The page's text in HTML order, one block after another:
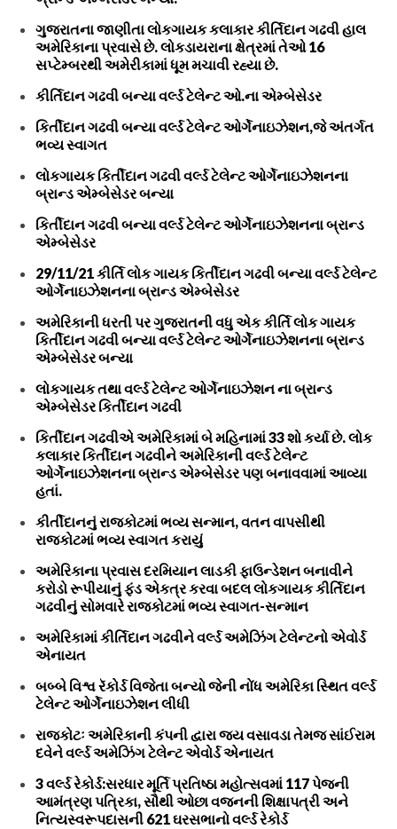
ગુજરાતના જાણીતા લોકગાયક કલાકાર કીર્તિદાન ગઢવી હાલ
અમેરિકાના પ્રવાસે છે. લોકડાયરાના ક્ષેત્રમાં તેઓ 16
સપ્ટેમ્બરથી અમેરીકામાં ધૂમ મચાવી રહ્યા છે.
કીર્તિદાન ગઢવી બન્યા વર્લ્ડ ટેલેન્ટ ઓ.ના એમ્બેસેડર
કિર્તીદાન ગઢવી બન્યા વર્લ્ડ ટેલેન્ટ ઓર્ગેનાઇઝેશન,જે અંતર્ગત
ભવ્ય સ્વાગત
લોકગાયક કિર્તીદાન ગઢવી વર્લ્ડ ટેલેન્ટ ઓર્ગેનાઇઝેશનના
બ્રાન્ડ એમ્બેસેડર બન્યા
કિર્તીદાન ગઢવી બન્યા વર્લ્ડ ટેલેન્ટ ઓર્ગેનાઇઝેશનના બ્રાન્ડ
એમ્બેસેડર
29/11/21 કીર્તિ લોક ગાયક કિર્તીદાન ગઢવી બન્યા વર્લ્ડ ટેલેન્ટ
ઓર્ગેનાઇઝેશનના બ્રાન્ડ એમ્બેસેડર
અમેરિકાની ધરતી પર ગુજરાતની વધુ એક કીર્તિ લોક ગાયક
કિર્તીદાન ગઢવી બન્યા વર્લ્ડ ટેલેન્ટ ઓર્ગેનાઇઝેશનના બ્રાન્ડ
એમ્બેસેડર બન્યા
લોકગાયક તથા વર્લ્ડ ટેલેન્ટ ઓર્ગેનાઇઝેશન ના બ્રાન્ડ
એમ્બેસેડર કિર્તીદાન ગઢવી
કિર્તીદાન ગઢવીએ અમેરિકામાં બે મહિનામાં 33 શો કર્યા છે. લોક
કલાકાર કિર્તીદાન ગઢવીને અમેરિકાની વર્લ્ડ ટેલેન્ટ
ઓર્ગેનાઇઝેશનના બ્રાન્ડ એમ્બેસેડર પણ બનાવવામાં આવ્યા
હતાં.
કીર્તીદાનનું રાજકોટમાં ભવ્ય સન્માન, વતન વાપસીથી
રાજકોટમાં ભવ્ય સ્વાગત કરાયું
અમેરિકાના પ્રવાસ દરમિયાન લાડકી ફાઉન્ડેશન બનાવીને
કરોડો રૂપીયાનું ફંડ એકત્ર કરવા બદલ લોકગાયક કીર્તિદાન
ગઢવીનું સોમવારે રાજકોટમાં ભવ્ય સ્વાગત-સન્માન
અમેરિકામાં કીર્તિદાન ગઢવીને વર્લ્ડ અમેઝિંગ ટેલેન્ટનો એવોર્ડ
એનાયત
બબ્બે વિશ્વ રૅકોર્ડ વિજેતા બન્યો જેની નોંધ અમેરિકા સ્થિત વર્લ્ડ
ટેલેન્ટ ઓર્ગેનાઇઝેશન લીધી
રાજકોટઃ અમેરિકાની કંપની દ્વારા જય વસાવડા તેમજ સાંઈરામ
દવેને વર્લ્ડ અમેઝિંગ ટેલેન્ટ એવોર્ડ એનાયત
3 વર્લ્ડ રેકોર્ડ:સરધાર મૂર્તિ પ્રતિષ્ઠા મહોત્સવમાં 117 પેજની
આમંત્રણ પત્રિકા, સૌથી ઓછા વજનની શિક્ષાપત્રી અને
નિત્યસ્વરૂપદાસની 621 ઘરસભાનો વર્લ્ડ રેકોર્ડ